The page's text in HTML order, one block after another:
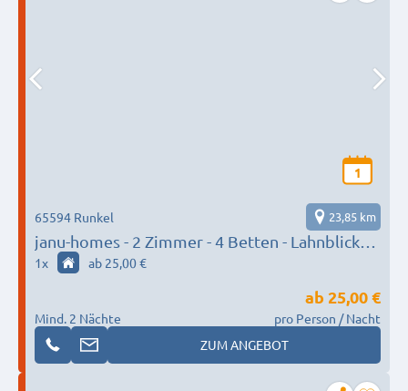
1
janu-homes - 2 Zimmer - 4 Betten - Lahnblick
vom Amselweg
65594 Runkel 23,85 km
1x ab 25,00 €
Mind. 2 Nächte
ab 25,00 €
pro Person / Nacht
ZUM ANGEBOT